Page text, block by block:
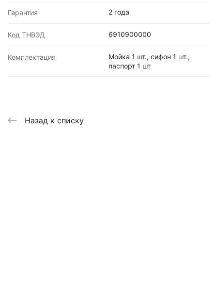
Гарантия 2 года
Код ТНВЭД 6910900000
Комплектация
Мойка 1 шт., сифон 1 шт.,
паспорт 1 шт
Назад к списку